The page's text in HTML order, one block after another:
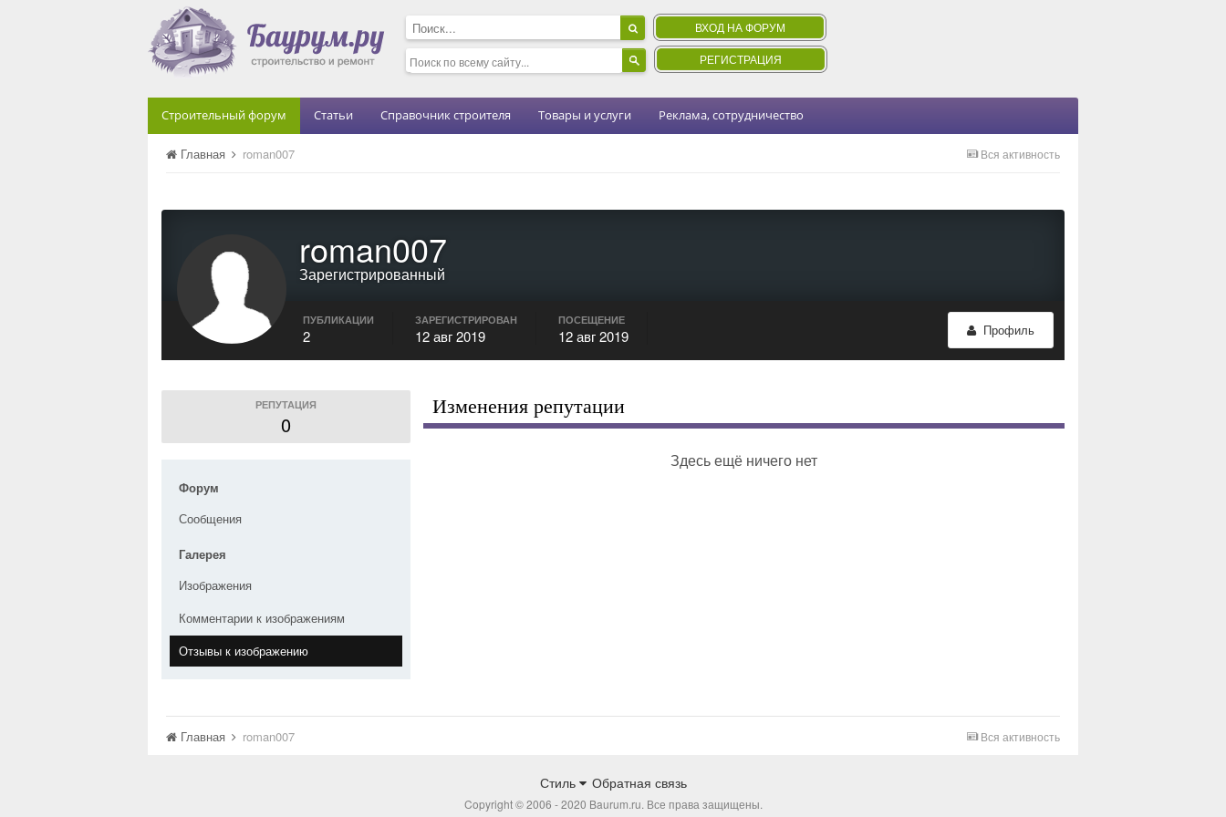
ВХОД НА ФОРУМ
РЕГИСТРАЦИЯ
Строительный форум Статьи Справочник строителя Товары и услуги Реклама, сотрудничество
Вся активность
Главная roman007
roman007
Зарегистрированный
Профиль
ПУБЛИКАЦИИ
2
ЗАРЕГИСТРИРОВАН
12 авг 2019
ПОСЕЩЕНИЕ
12 авг 2019
РЕПУТАЦИЯ
0
Форум
Сообщения
Галерея
Изображения
Комментарии к изображениям
Отзывы к изображению
Изменения репутации
Здесь ещё ничего нет
Вся активность
Главная roman007
Стиль Обратная связь
Copyright © 2006 - 2020 Baurum.ru. Все права защищены.